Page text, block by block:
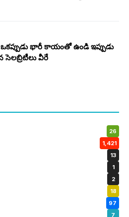
ఒక‌ప్పుడు భారీ కాయంతో ఉండి ఇప్పుడు
వీరే
26
1,421
13
1
2
18
97
7